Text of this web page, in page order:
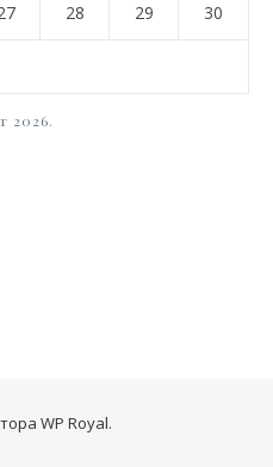
2026.
28 29 30
WP Royal.